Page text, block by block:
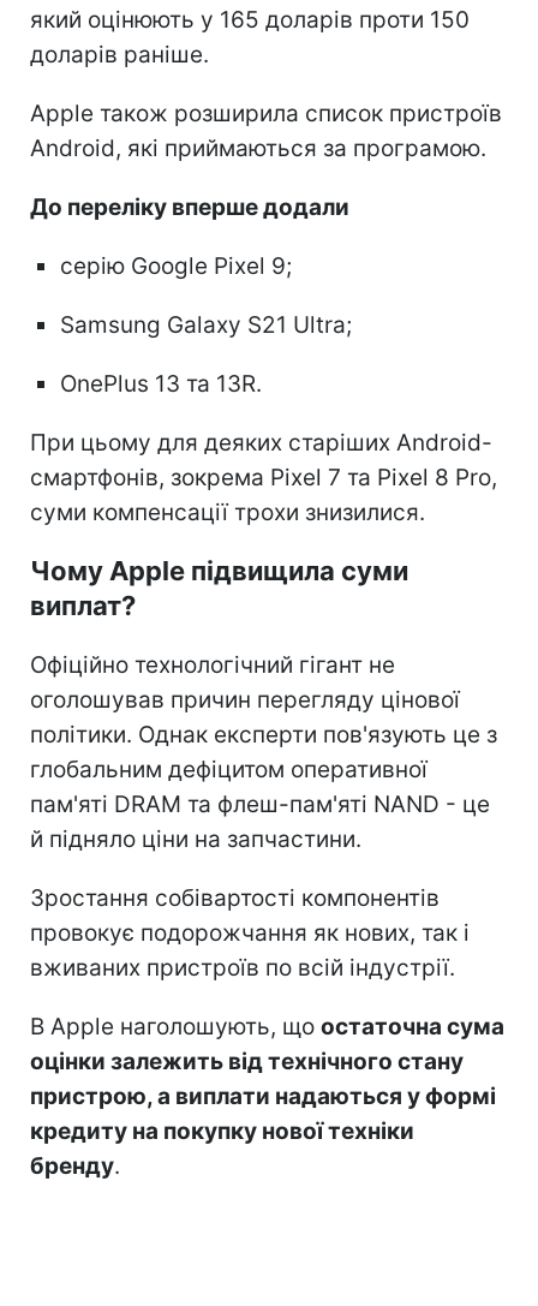
який оцінюють у 165 доларів проти 150
доларів раніше.
Apple також розширила список пристроїв
Android, які приймаються за програмою.
До переліку вперше додали
серію Google Pixel 9;
Samsung Galaxy S21 Ultra;
OnePlus 13 та 13R.
При цьому для деяких старіших Android-
смартфонів, зокрема Pixel 7 та Pixel 8 Pro,
суми компенсації трохи знизилися.
Чому Apple підвищила суми
виплат?
Офіційно технологічний гігант не
оголошував причин перегляду цінової
політики. Однак експерти пов'язують це з
глобальним дефіцитом оперативної
пам'яті DRAM та флеш-пам'яті NAND - це
й підняло ціни на запчастини.
Зростання собівартості компонентів
провокує подорожчання як нових, так і
вживаних пристроїв по всій індустрії.
В Apple наголошують, що остаточна сума
оцінки залежить від технічного стану
пристрою, а виплати надаються у формі
кредиту на покупку нової техніки
бренду.